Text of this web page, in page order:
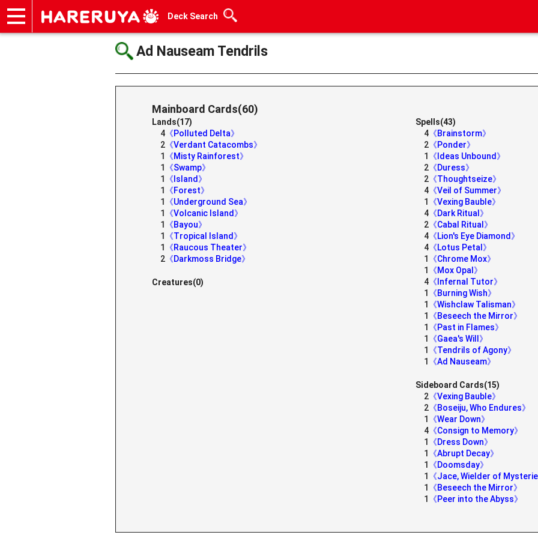
Deck Search
Ad Nauseam Tendrils
Mainboard Cards(60)
Lands(17)
4 《Polluted Delta》
2 《Verdant Catacombs》
1
《Misty Rainforest》
1
《Swamp》
1
《Island》
1
《Forest》
1
《Underground Sea》
1
《Volcanic Island》
1
《Bayou》
1
《Tropical Island》
1
《Raucous Theater》
2 《Darkmoss Bridge》
Creatures(0)
Spells(43)
4 《Brainstorm》
2 《Ponder》
1
《Ideas Unbound》
2 《Duress》
2 《Thoughtseize》
4 《Veil of Summer》
1
《Vexing Bauble》
4 《Dark Ritual》
2 《Cabal Ritual》
4 《Lion's Eye Diamond》
4 《Lotus Petal》
1
《Chrome Mox》
1
《Mox Opal》
4 《Infernal Tutor》
1
《Burning Wish》
1
《Wishclaw Talisman》
1
《Beseech the Mirror》
1
《Past in Flames》
1
《Gaea's Will》
1
《Tendrils of Agony》
1
《Ad Nauseam》
Sideboard Cards(15)
2 《Vexing Bauble》
2 《Boseiju, Who Endures》
1
《Wear Down》
4 《Consign to Memory》
1
《Dress Down》
1
《Abrupt Decay》
1
《Doomsday》
1
《Jace, Wielder of
1
《Beseech the Mirror》
1
《Peer into the Abyss》